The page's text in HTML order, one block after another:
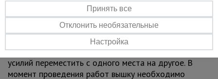
труб, которые для большей долговечности и
устойчивости к химическим веществам покрыты
защитной полимерной краской. С помощью
усиленных обрезиненных колес данную вышку-
туру можно быстро и без больших физических
усилий переместить с одного места на другое. В
момент проведения работ вышку необходимо
Принять все
Отклонить необязательные
Настройка